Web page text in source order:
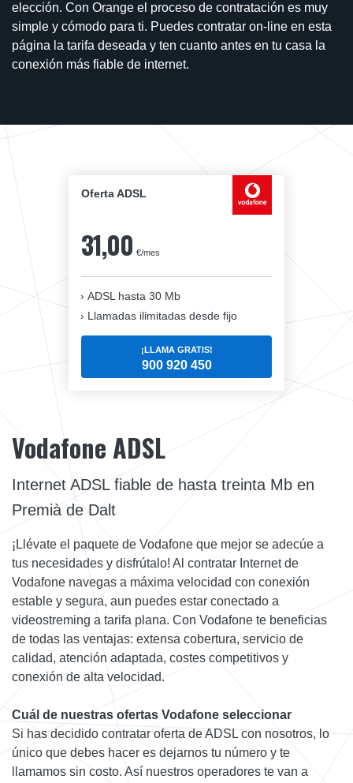
elección. Con Orange el proceso de contratación es muy
simple y cómodo para ti. Puedes contratar on-line en esta
página la tarifa deseada y ten cuanto antes en tu casa la
conexión más fiable de internet.
Oferta ADSL
31,00 €/mes
ADSL hasta 30 Mb
Llamadas ilimitadas desde fijo
¡LLAMA GRATIS!
900 920 450
Vodafone ADSL
Internet ADSL fiable de hasta treinta Mb en
Premià de Dalt
¡Llévate el paquete de Vodafone que mejor se adecúe a
tus necesidades y disfrútalo! Al contratar Internet de
Vodafone navegas a máxima velocidad con conexión
estable y segura, aun puedes estar conectado a
videostreming a tarifa plana. Con Vodafone te beneficias
de todas las ventajas: extensa cobertura, servicio de
calidad, atención adaptada, costes competitivos y
conexión de alta velocidad.
Cuál de nuestras ofertas Vodafone seleccionar
Si has decidido contratar oferta de ADSL con nosotros, lo
único que debes hacer es dejarnos tu número y te
llamamos sin costo. Así nuestros operadores te van a